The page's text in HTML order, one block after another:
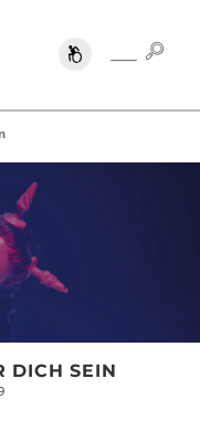
SUCHE
DICH SEIN